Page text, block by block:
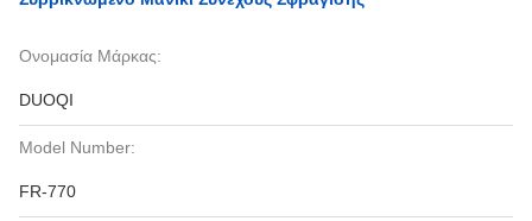
Ονομασία Μάρκας:
DUOQI
Model Number:
FR-770